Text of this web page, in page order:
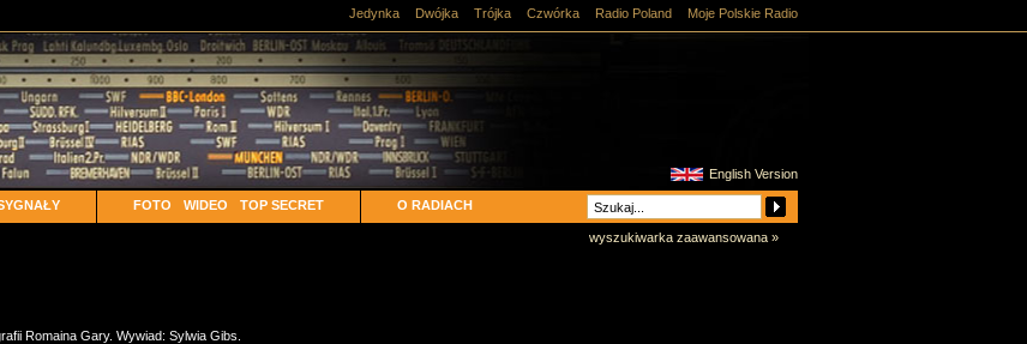
Jedynka Dwójka Trójka Czwórka Radio Poland Moje Polskie Radio
English Version
FOTO WIDEO TOP SECRET O RADIACH
wyszukiwarka zaawansowana »
Romaina Gary. Wywiad: Sylwia Gibs.